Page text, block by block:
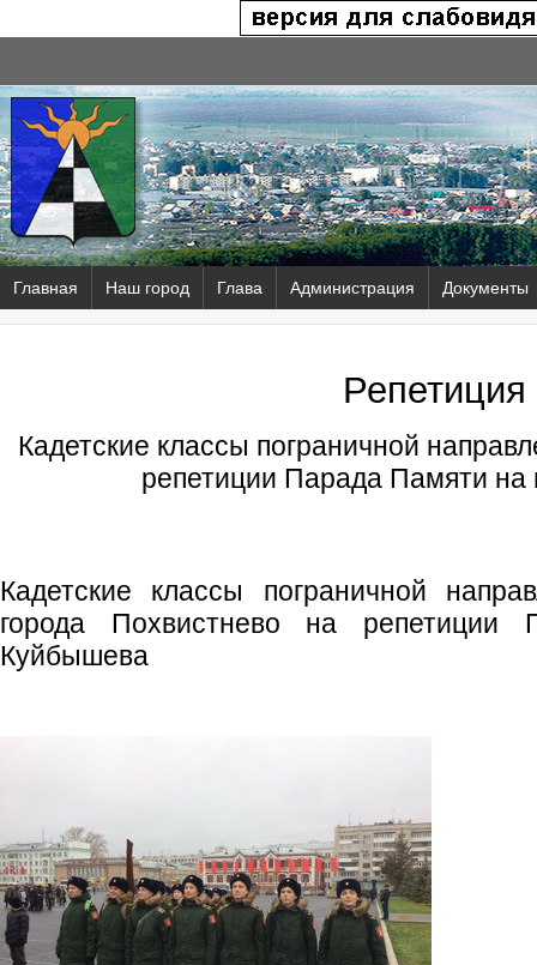
Главная Наш город Глава Администрация Документы
Репетиция
Кадетские классы пограничной
репетиции Парада Памяти
Кадетские классы пограничной
города Похвистнево на
Куйбышева